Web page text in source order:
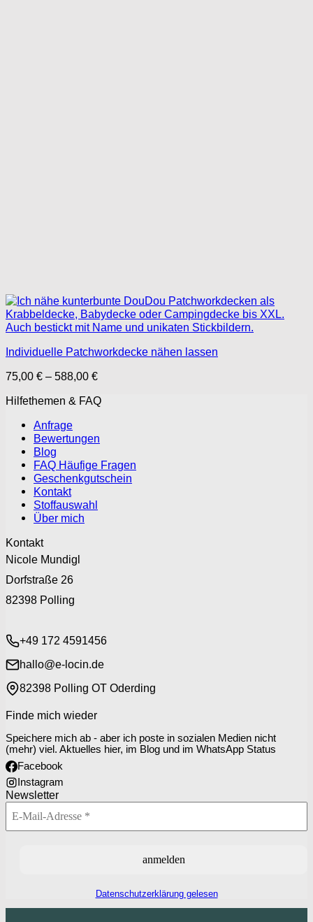
Individuelle Patchworkdecke nähen lassen
75,00 € – 588,00 €Preisspanne:
bis
Hilfethemen & FAQ
Anfrage
Bewertungen
Blog
FAQ Häufige Fragen
Geschenkgutschein
Kontakt
Stoffauswahl
Über mich
Kontakt
Nicole Mundigl
Dorfstraße 26
82398 Polling
+49 172 4591456
hallo@e-locin.de
82398 Polling OT Oderding
Finde mich wieder
Speichere mich ab - aber ich poste in sozialen Medien nicht
(mehr) viel. Aktuelles hier, im Blog und im WhatsApp Status
Facebook
Instagram
Newsletter
Datenschutzerklärung gelesen